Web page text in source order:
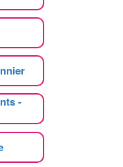
-